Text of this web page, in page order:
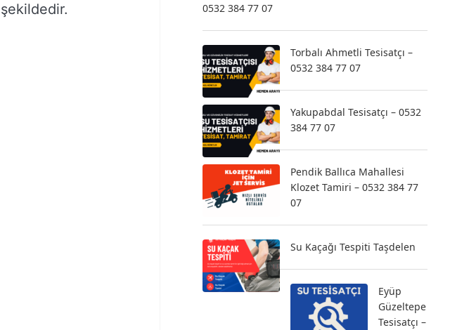
0532 384 77 07
Torbalı Ahmetli Tesisatçı –
0532 384 77 07
Yakupabdal Tesisatçı – 0532
384 77 07
Pendik Ballıca Mahallesi
Klozet Tamiri – 0532 384 77
07
Su Kaçağı Tespiti Taşdelen
Eyüp
Güzeltepe
Tesisatçı –